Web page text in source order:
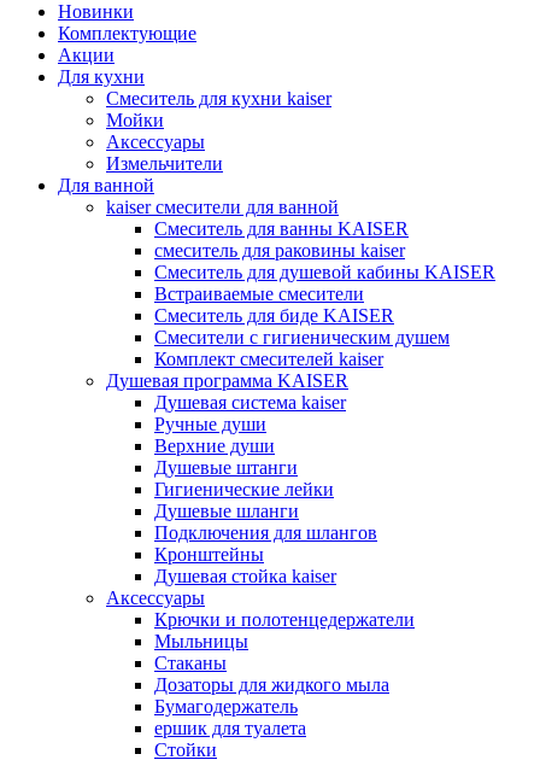
Новинки
Комплектующие
Акции
Для кухни
Cмеситель для кухни kaiser
Мойки
Аксессуары
Измельчители
Для ванной
kaiser смесители для ванной
Смеситель для ванны KAISER
смеситель для раковины kaiser
Смеситель для душевой кабины KAISER
Встраиваемые смесители
Смеситель для биде KAISER
Смесители с гигиеническим душем
Комплект смесителей kaiser
Душевая программа KAISER
Душевая система kaiser
Ручные души
Верхние души
Душевые штанги
Гигиенические лейки
Душевые шланги
Подключения для шлангов
Кронштейны
Душевая стойка kaiser
Аксессуары
Крючки и полотенцедержатели
Мыльницы
Стаканы
Дозаторы для жидкого мыла
Бумагодержатель
ершик для туалета
Стойки